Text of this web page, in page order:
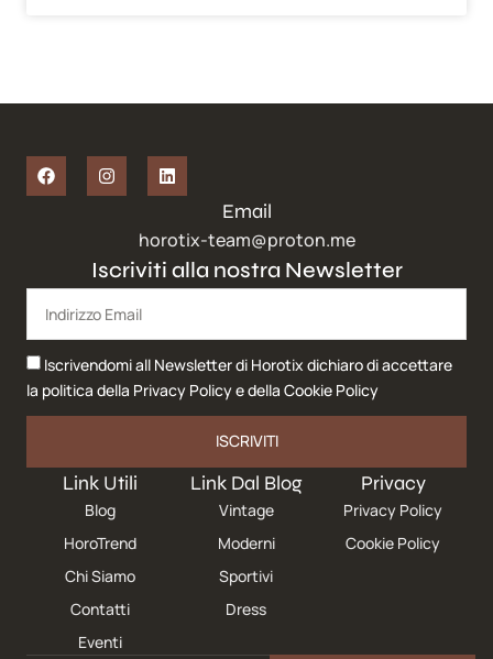
Link Utili
Blog
HoroTrend
Chi Siamo
Contatti
Eventi
Link Dal Blog
Vintage
Moderni
Sportivi
Dress
Privacy
Privacy Policy
Cookie Policy
Iscriviti alla nostra Newsletter
Iscrivendomi all Newsletter di Horotix dichiaro di accettare
la politica della Privacy Policye della Cookie Policy
ISCRIVITI
Email
horotix-team@proton.me